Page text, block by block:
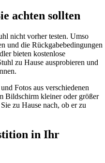
achten sollten
nicht vorher testen. Umso
und die Rückgabebedingungen
bieten kostenlose
zu Hause ausprobieren und
Fotos aus verschiedenen
Bildschirm kleiner oder größer
zu Hause nach, ob er zu
in Ihr